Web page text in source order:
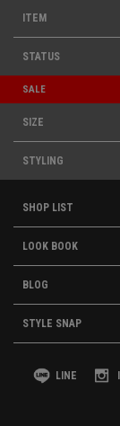
ITEM
STATUS
SALE
SIZE
STYLING
SHOP LIST
LOOK BOOK
BLOG
STYLE SNAP
LINE